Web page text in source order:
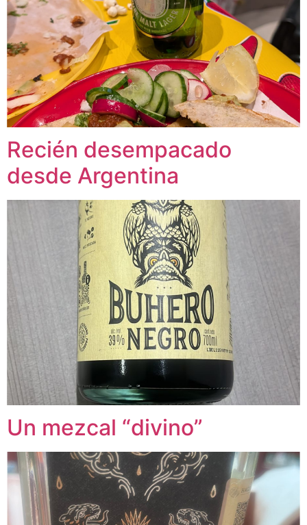
Recién desempacado
desde Argentina
Un mezcal “divino”